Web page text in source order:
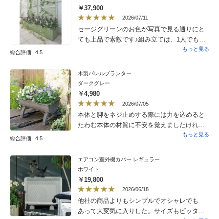
総合評価 4.5
￥37,900
2026/07/11
セージグリーンのお色が写真で見る通りにと
ても上品で素敵です♪組み立ては、1人でも大
丈夫でした。ベランダガーデンをこれから楽
提案下さり、ありがとうございます。
もっと見る
総合評価 4.5
木製バレルプランター
ダークグレー
￥4,980
2026/07/05
本体と脚をネジ止めする際には力を込めると
たわむ本体の材質に不安を覚えましたけれ
ど、ラン鉢にするのに程良い軽さでした。軽
うひとつにはカトレアを植えかえました。今
のところ根もすくすくと伸びて新芽も育ち、
カトレアには新しい新芽も誕生して、皆で喜
んでいます。人によっては安っぽく思えるで
しょうが、私にとっては嬉しいラン鉢になり
ました。ありがとうございました。
もっと見る
エアコン室外機カバー レギュラー
ホワイト
￥19,800
2026/06/18
他社の商品よりもシンプルでオシャレでも
あって大変気に入りした。サイズもピッタリ